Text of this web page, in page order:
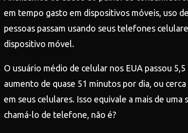
em tempo gasto em dispositivos móveis, uso
pessoas passam usando seus telefones
dispositivo móvel.
O usuário médio de celular nos EUA passou
aumento de quase 51 minutos por dia, ou
em seus celulares. Isso equivale a mais de
chamá-lo de telefone, não é?